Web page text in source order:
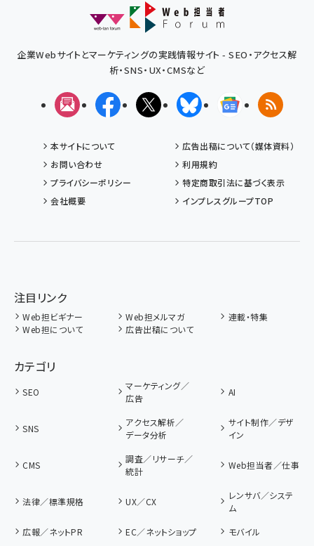
企業Webサイトとマーケティングの実践情報サイト - SEO・アクセス解
析・SNS・UX・CMSなど
メルマガFacebookX(エックス)BlueskyGoogleニュ
RSS
本サイトについて
広告出稿について（媒体資料）
お問い合わせ
利用規約
プライバシーポリシー
特定商取引法に基づく表示
会社概要
インプレスグループTOP
注目リンク
Web担ビギナー Web担メルマガ
連載・特集
Web担について
広告出稿について
カテゴリ
SEO
マーケティング／
広告
AI
SNS
アクセス解析／
データ分析
サイト制作／デザ
イン
CMS
調査／リサーチ／
統計
Web担当者／仕事
法律／標準規格 UX／CX
レンサバ／システ
ム
広報／ネットPR
EC／ネットショップ モバイル